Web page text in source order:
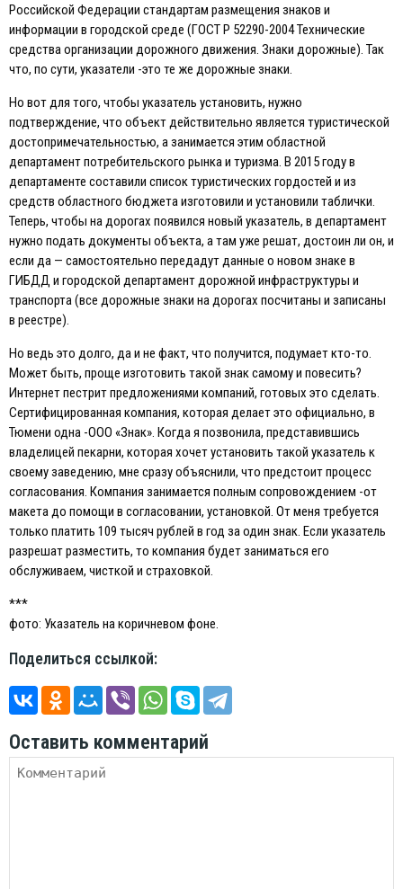
Российской Федерации стандартам размещения знаков и
информации в городской среде (ГОСТ Р 52290-2004 Технические
средства организации дорожного движения. Знаки дорожные). Так
что, по сути, указатели -это те же дорожные знаки.
Но вот для того, чтобы указатель установить, нужно
подтверждение, что объект действительно является туристической
достопримечательностью, а занимается этим областной
департамент потребительского рынка и туризма. В 2015 году в
департаменте составили список туристических гордостей и из
средств областного бюджета изготовили и установили таблички.
Теперь, чтобы на дорогах появился новый указатель, в департамент
нужно подать документы объекта, а там уже решат, достоин ли он, и
если да — самостоятельно передадут данные о новом знаке в
ГИБДД и городской департамент дорожной инфраструктуры и
транспорта (все дорожные знаки на дорогах посчитаны и записаны
в реестре).
Но ведь это долго, да и не факт, что получится, подумает кто-то.
Может быть, проще изготовить такой знак самому и повесить?
Интернет пестрит предложениями компаний, готовых это сделать.
Сертифицированная компания, которая делает это официально, в
Тюмени одна -ООО «Знак». Когда я позвонила, представившись
владелицей пекарни, которая хочет установить такой указатель к
своему заведению, мне сразу объяснили, что предстоит процесс
согласования. Компания занимается полным сопровождением -от
макета до помощи в согласовании, установкой. От меня требуется
только платить 109 тысяч рублей в год за один знак. Eсли указатель
разрешат разместить, то компания будет заниматься его
обслуживаем, чисткой и страховкой.
***
фото: Указатель на коричневом фоне.
Поделиться ссылкой:
Оставить комментарий